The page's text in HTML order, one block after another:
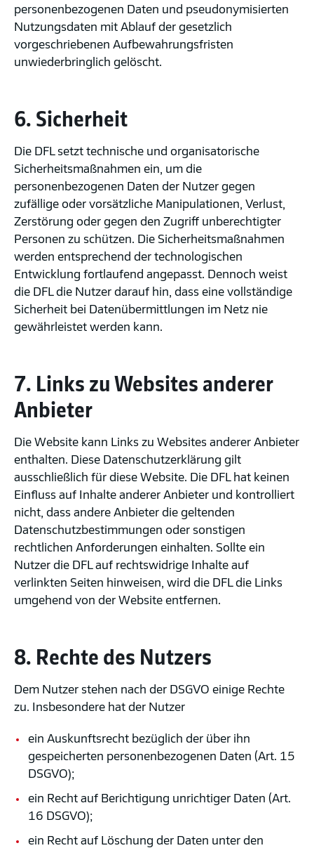
personenbezogenen Daten und pseudonymisierten
Nutzungsdaten mit Ablauf der gesetzlich
vorgeschriebenen Aufbewahrungsfristen
unwiederbringlich gelöscht.
6. Sicherheit
Die DFL setzt technische und organisatorische
Sicherheitsmaßnahmen ein, um die
personenbezogenen Daten der Nutzer gegen
zufällige oder vorsätzliche Manipulationen, Verlust,
Zerstörung oder gegen den Zugriff unberechtigter
Personen zu schützen. Die Sicherheitsmaßnahmen
werden entsprechend der technologischen
Entwicklung fortlaufend angepasst. Dennoch weist
die DFL die Nutzer darauf hin, dass eine vollständige
Sicherheit bei Datenübermittlungen im Netz nie
gewährleistet werden kann.
7. Links zu Websites anderer
Anbieter
Die Website kann Links zu Websites anderer Anbieter
enthalten. Diese Datenschutzerklärung gilt
ausschließlich für diese Website. Die DFL hat keinen
Einfluss auf Inhalte anderer Anbieter und kontrolliert
nicht, dass andere Anbieter die geltenden
Datenschutzbestimmungen oder sonstigen
rechtlichen Anforderungen einhalten. Sollte ein
Nutzer die DFL auf rechtswidrige Inhalte auf
verlinkten Seiten hinweisen, wird die DFL die Links
umgehend von der Website entfernen.
8. Rechte des Nutzers
Dem Nutzer stehen nach der DSGVO einige Rechte
zu. Insbesondere hat der Nutzer
ein Auskunftsrecht bezüglich der über ihn
gespeicherten personenbezogenen Daten (Art. 15
DSGVO);
ein Recht auf Berichtigung unrichtiger Daten (Art.
16 DSGVO);
ein Recht auf Löschung der Daten unter den